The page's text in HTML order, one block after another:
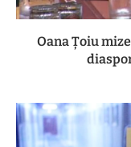
Oana Țoiu